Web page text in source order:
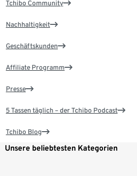
Tchibo Community
Nachhaltigkeit
Geschäftskunden
Affiliate Programm
Presse
5 Tassen täglich – der Tchibo Podcast
Tchibo Blog
Unsere beliebtesten Kategorien